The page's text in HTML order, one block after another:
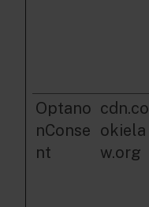
Optano
nConse
nt
cdn.co
okiela
w.org